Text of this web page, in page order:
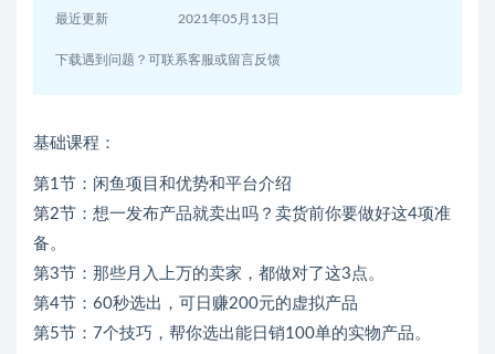
最近更新 2021年05月13日
下载遇到问题？可联系客服或留言反馈
基础课程：
第1节：闲鱼项目和优势和平台介绍
第2节：想一发布产品就卖出吗？卖货前你要做好这4项准
备。
第3节：那些月入上万的卖家，都做对了这3点。
第4节：60秒选出，可日赚200元的虚拟产品
第5节：7个技巧，帮你选出能日销100单的实物产品。